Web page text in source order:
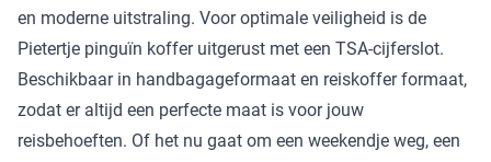
en moderne uitstraling. Voor optimale veiligheid is de
Pietertje pinguïn koffer uitgerust met een TSA-cijferslot.
Beschikbaar in handbagageformaat en reiskoffer formaat,
zodat er altijd een perfecte maat is voor jouw
reisbehoeften. Of het nu gaat om een weekendje weg, een